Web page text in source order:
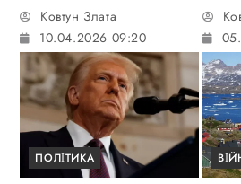
Ковтун Злата
10.04.2026 09:20
ПОЛІТИКА